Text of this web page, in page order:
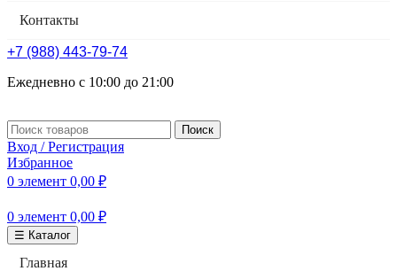
Контакты
+7 (988) 443-79-74
Ежедневно с 10:00 до 21:00
Поиск
Вход / Регистрация
Избранное
0 элемент 0,00 ₽
0 элемент 0,00 ₽
☰ Каталог
Главная